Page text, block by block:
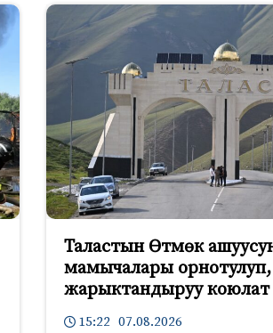
Таластын Өтмөк
мамычалары орнотулуп,
жарыктандыруу коюлат
15:22 07.08.2026